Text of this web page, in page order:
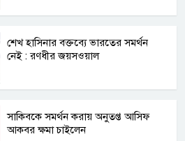
শেখ হাসিনার বক্তব্যে ভারতের সমর্থন
নেই : রণধীর জয়সওয়াল
সাকিবকে সমর্থন করায় অনুতপ্ত আসিফ
আকবর ক্ষমা চাইলেন